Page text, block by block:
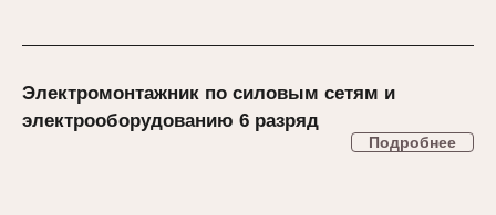
Электромонтажник по силовым сетям и
электрооборудованию 6 разряд
Подробнее